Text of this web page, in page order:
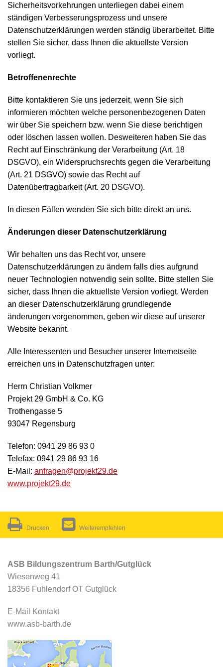
Sicherheitsvorkehrungen unterliegen dabei einem
ständigen Verbesserungsprozess und unsere
Datenschutzerklärungen werden ständig überarbeitet. Bitte
stellen Sie sicher, dass Ihnen die aktuellste Version
vorliegt.
Betroffenenrechte
Bitte kontaktieren Sie uns jederzeit, wenn Sie sich
informieren möchten welche personenbezogenen Daten
wir über Sie speichern bzw. wenn Sie diese berichtigen
oder löschen lassen wollen. Desweiteren haben Sie das
Recht auf Einschränkung der Verarbeitung (Art. 18
DSGVO), ein Widerspruchsrechts gegen die Verarbeitung
(Art. 21 DSGVO) sowie das Recht auf
Datenübertragbarkeit (Art. 20 DSGVO).
In diesen Fällen wenden Sie sich bitte direkt an uns.
Änderungen dieser Datenschutzerklärung
Wir behalten uns das Recht vor, unsere
Datenschutzerklärungen zu ändern falls dies aufgrund
neuer Technologien notwendig sein sollte. Bitte stellen Sie
sicher, dass Ihnen die aktuellste Version vorliegt. Werden
an dieser Datenschutzerklärung grundlegende
änderungen vorgenommen, geben wir diese auf unserer
Website bekannt.
Alle Interessenten und Besucher unserer Internetseite
erreichen uns in Datenschutzfragen unter:
Herrn Christian Volkmer
Projekt 29 GmbH & Co. KG
Trothengasse 5
93047 Regensburg
Telefon: 0941 29 86 93 0
Telefax: 0941 29 86 93 16
E-Mail: anfragen@projekt29.de
www.projekt29.de
Drucken Weiterempfehlen
ASB Bildungszentrum Barth/Gutglück
Wiesenweg 41
18356 Fuhlendorf OT Gutglück
E-Mail Kontakt
www.asb-barth.de